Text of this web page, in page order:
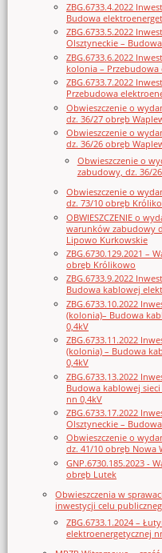
ZBG.6733.4.2022
Budowa
ZBG.6733.5.2022
Olsztyneckie –
ZBG.6733.6.2022
kolonia – Przebudowa
ZBG.6733.7.2022
Przebudowa
Obwieszczenie o
dz. 36/27 obręb
Obwieszczenie o
dz. 36/26 obręb
Obwieszczenie o
zabudowy, dz. 36/
Obwieszczenie o
dz. 73/10 obręb
OBWIESZCZENIE o
warunków zabudowy
Lipowo Kurkowskie
ZBG.6730.129.2021 –
obręb Królikowo
ZBG.6733.9.2022
Budowa kablowej
ZBG.6733.10.2022
(kolonia)– Budowa
0,4kV
ZBG.6733.11.2022
(kolonia) – Budowa
0,4kV
ZBG.6733.13.2022
Budowa kablowej
nn 0,4kV
ZBG.6733.17.2022
Olsztyneckie –
Obwieszczenie o
dz. 41/10 obręb Nowa
GNP.6730.185.2023 -
obręb Lutek
Obwieszczenia w
inwestycji celu
ZBG.6733.1.2024 –
elektroenergetycznej